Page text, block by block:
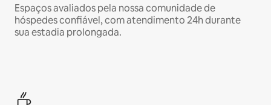
Espaços avaliados pela nossa comunidade de
hóspedes confiável, com atendimento 24h durante
sua estadia prolongada.